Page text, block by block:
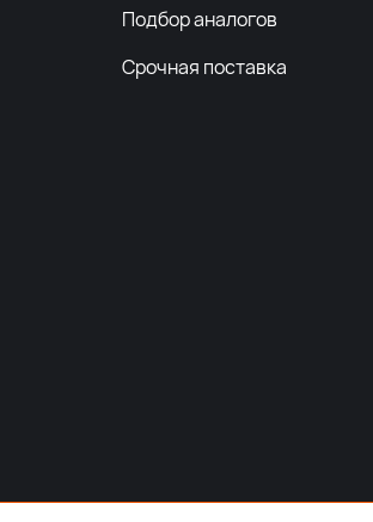
Подбор аналогов
Срочная поставка